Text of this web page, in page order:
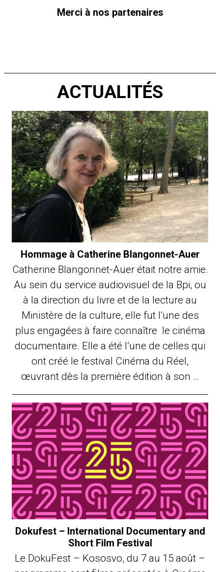
Merci à nos partenaires
ACTUALITÉS
Hommage à Catherine Blangonnet-Auer
Catherine Blangonnet-Auer était notre amie.
Au sein du service audiovisuel de la Bpi, ou
à la direction du livre et de la lecture au
Ministère de la culture, elle fut l’une des
plus engagées à faire connaître le cinéma
documentaire. Elle a été l’une de celles qui
ont créé le festival Cinéma du Réel,
œuvrant dès la première édition à son …
Dokufest – International Documentary and
Short Film Festival
Le DokuFest – Kososvo, du 7 au 15 août –